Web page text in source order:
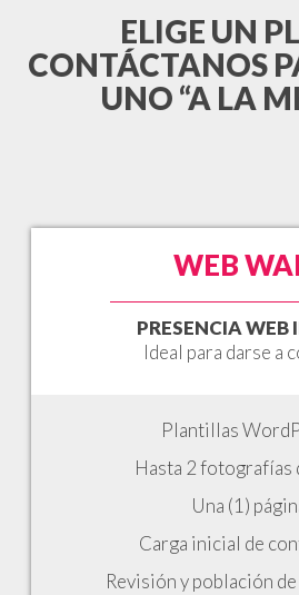
ELIGE UN
CONTÁCTANOS
UNO “A LA
WEB
PRESENCIA WEB
Ideal para darse a
Plantillas
Hasta 2 fotografías
Una (1)
Carga inicial de
Revisión y población